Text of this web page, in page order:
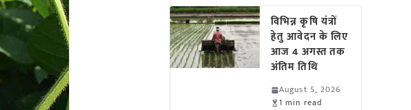
विभिन्न कृषि यंत्रों
हेतु आवेदन के लिए
आज 4 अगस्त तक
अंतिम तिथि
August 5, 2026
1 min read